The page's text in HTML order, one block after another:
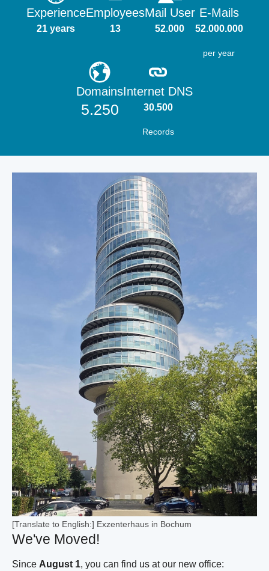
Experience
21 years
Employees
13
Mail User
52.000
E-Mails
52.000.000
per year
Domains
5.250
Internet DNS
30.500
Records
[Translate to English:] Exzenterhaus in Bochum
We've Moved!
Since August 1, you can find us at our new office: